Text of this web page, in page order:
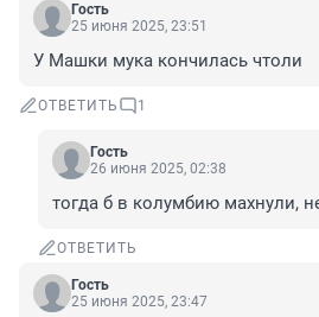
Гость
25 июня 2025, 23:51
У Машки мука кончилась чтоли
ОТВЕТИТЬ 1
Гость
26 июня 2025, 02:38
тогда б в колумбию махнули,
ОТВЕТИТЬ
Гость
25 июня 2025, 23:47